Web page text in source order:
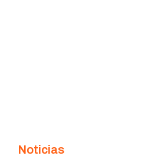
Noticias